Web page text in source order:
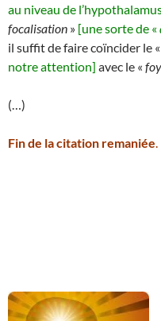
au niveau de
focalisation » [une sorte de «
il suffit de faire coïncider le «
notre attention] avec le «
(…)
Fin de la citation remaniée